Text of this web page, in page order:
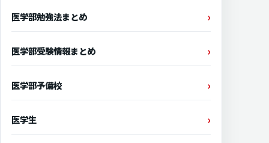
医学部勉強法まとめ
医学部受験情報まとめ
医学部予備校
医学生